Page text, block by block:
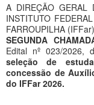
A DIREÇÃO GERAL
INSTITUTO
FARROUPILHA
SEGUNDA
Edital nº 023/
seleção de
concessão de
do IFFar 2026.